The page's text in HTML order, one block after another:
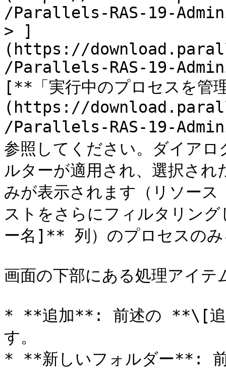
/Parallels-RAS-19-
> ]
(https://
/Parallels-RAS-19-
[**「実行中のプロセスを管
(https://
/Parallels-RAS-19-
参照してください。ダイア
ルターが適用され、選択さ
みが表示されます（リソー
ストをさらにフィルタリン
ー名]** 列）のプロセスのみ
画面の下部にある処理アイ
* **追加**: 前述の **\[追
す。
* **新しいフォルダー**: